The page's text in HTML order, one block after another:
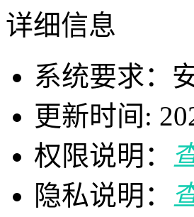
详细信息
系统要求：
更新时间:
权限说明：
隐私说明：